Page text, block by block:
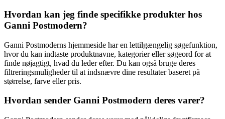
Hvordan kan jeg finde specifikke produkter hos
Ganni Postmodern?
Ganni Postmoderns hjemmeside har en lettilgængelig søgefunktion,
hvor du kan indtaste produktnavne, kategorier eller søgeord for at
finde nøjagtigt, hvad du leder efter. Du kan også bruge deres
filtreringsmuligheder til at indsnævre dine resultater baseret på
størrelse, farve eller pris.
Hvordan sender Ganni Postmodern deres varer?